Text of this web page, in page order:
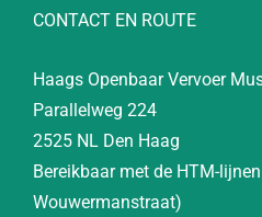
CONTACT EN ROUTE
Haags Openbaar Vervoer
Parallelweg 224
2525 NL Den Haag
Bereikbaar met de HTM-
Wouwermanstraat)